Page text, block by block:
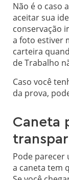
Não é o caso
aceitar sua
conservação
a foto estiver
carteira
de Trabalho
Caso você
da prova,
Caneta
Pode parecer
a caneta tem